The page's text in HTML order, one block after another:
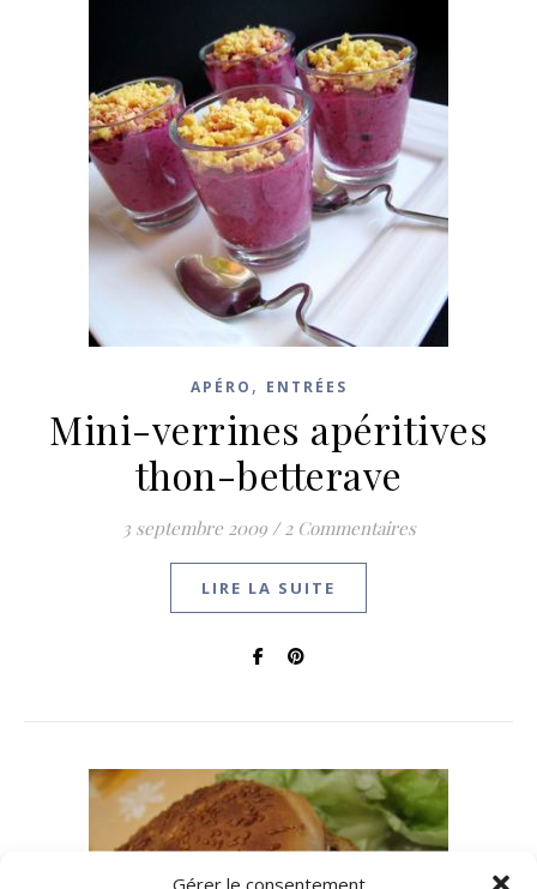
Gérer le consentement
APÉRO , ENTRÉES
Mini-verrines apéritives
thon-betterave
3 septembre 2009 / 2 Commentaires
LIRE LA SUITE